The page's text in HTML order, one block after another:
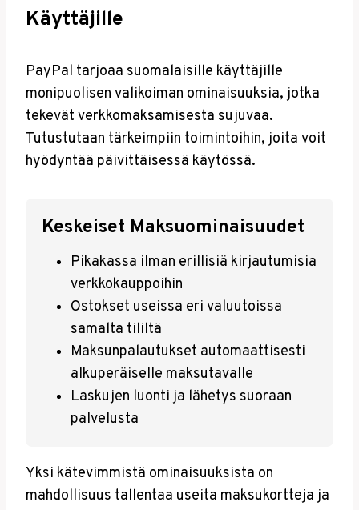
Käyttäjille
PayPal tarjoaa suomalaisille käyttäjille
monipuolisen valikoiman ominaisuuksia, jotka
tekevät verkkomaksamisesta sujuvaa.
Tutustutaan tärkeimpiin toimintoihin, joita voit
hyödyntää päivittäisessä käytössä.
Keskeiset Maksuominaisuudet
Pikakassa ilman erillisiä kirjautumisia
verkkokauppoihin
Ostokset useissa eri valuutoissa
samalta tililtä
Maksunpalautukset automaattisesti
alkuperäiselle maksutavalle
Laskujen luonti ja lähetys suoraan
palvelusta
Yksi kätevimmistä ominaisuuksista on
mahdollisuus tallentaa useita maksukortteja ja